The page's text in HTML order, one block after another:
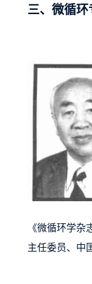
三、微循
《微循环学
主任委员、中